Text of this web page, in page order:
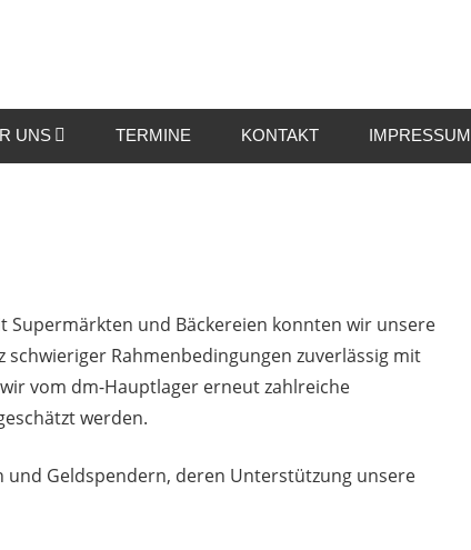
UNS TERMINE KONTAKT IMPRESSUM
und Bäckereien konnten wir unsere
Rahmenbedingungen zuverlässig mit
vom dm-Hauptlager erneut zahlreiche
werden.
Geldspendern, deren Unterstützung unsere